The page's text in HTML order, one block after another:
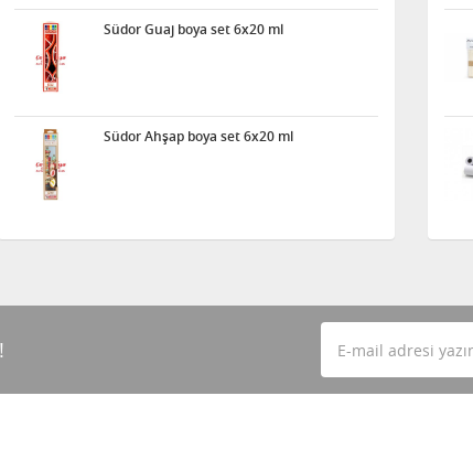
Südor Guaj boya set 6x20 ml
Südor Ahşap boya set 6x20 ml